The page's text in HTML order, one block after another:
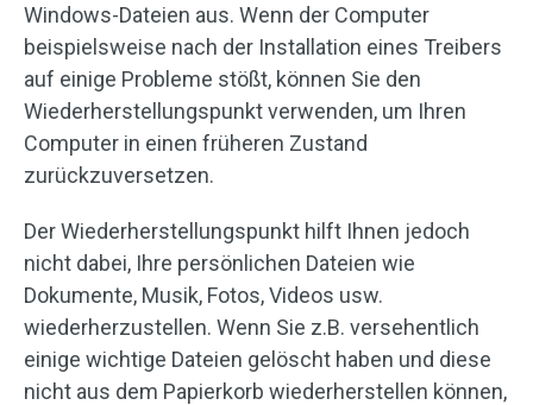
Windows-Dateien aus. Wenn der Computer
beispielsweise nach der Installation eines Treibers
auf einige Probleme stößt, können Sie den
Wiederherstellungspunkt verwenden, um Ihren
Computer in einen früheren Zustand
zurückzuversetzen.
Der Wiederherstellungspunkt hilft Ihnen jedoch
nicht dabei, Ihre persönlichen Dateien wie
Dokumente, Musik, Fotos, Videos usw.
wiederherzustellen. Wenn Sie z.B. versehentlich
einige wichtige Dateien gelöscht haben und diese
nicht aus dem Papierkorb wiederherstellen können,